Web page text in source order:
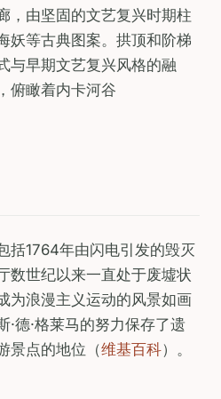
，由坚固的文艺复兴时期柱
妖等古典图案。拱顶和阶梯
与早期文艺复兴风格的融
俯瞰着内卡河谷
1764年由闪电引发的毁灭
世纪以来一直处于废墟状
为浪漫主义运动的风景如画
·德·格莱马的努力保存了遗
景点的地位（维基百科）。